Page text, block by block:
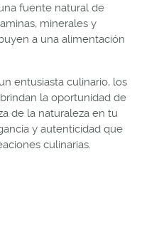
fuente natural de
minerales y
a una alimentación
entusiasta culinario, los
la oportunidad de
de la naturaleza en tu
y autenticidad que
culinarias.